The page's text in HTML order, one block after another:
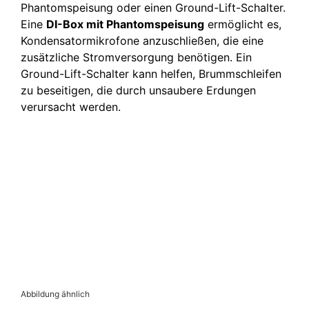
Phantomspeisung oder einen Ground-Lift-Schalter.
Eine DI-Box mit Phantomspeisung ermöglicht es,
Kondensatormikrofone anzuschließen, die eine
zusätzliche Stromversorgung benötigen. Ein
Ground-Lift-Schalter kann helfen, Brummschleifen
zu beseitigen, die durch unsaubere Erdungen
verursacht werden.
Abbildung ähnlich